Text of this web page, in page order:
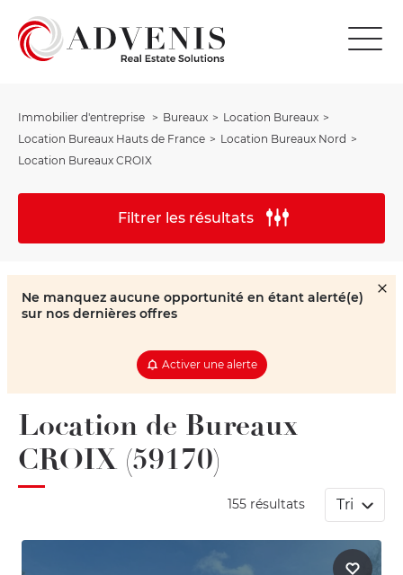
Immobilier d'entreprise Bureaux
Location Bureaux
Location Bureaux Hauts de France
Location Bureaux Nord
Location Bureaux CROIX
Filtrer les résultats
Ne manquez aucune opportunité en étant alerté(e)
sur nos dernières offres
Activer une alerte
Location de Bureaux
CROIX (59170)
155 résultats Tri